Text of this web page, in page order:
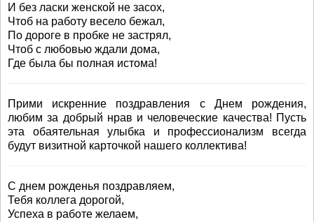
И без ласки женской не засох,
Чтоб на работу весело бежал,
По дороге в пробке не застрял,
Чтоб с любовью ждали дома,
Где была бы полная истома!
Прими искренние поздравления с Днем рождения,
любим за добрый нрав и человеческие качества! Пусть
эта обаятельная улыбка и профессионализм всегда
будут визитной карточкой нашего коллектива!
С днем рожденья поздравляем,
Тебя коллега дорогой,
Успеха в работе желаем,